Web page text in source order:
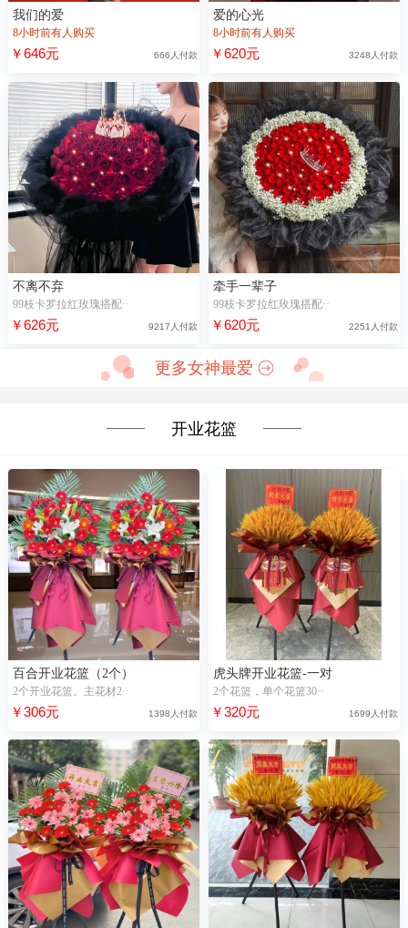
我们的爱
8小时前有人购买
￥646元 666人付款
爱的心光
8小时前有人购买
￥620元 3248人付款
不离不弃
99枝卡罗拉红玫瑰搭配··
￥626元 9217人付款
牵手一辈子
99枝卡罗拉红玫瑰搭配··
￥620元 2251人付款
更多女神最爱
开业花篮
百合开业花篮（2个）
2个开业花篮。主花材2··
￥306元 1398人付款
虎头牌开业花篮-一对
2个花篮，单个花篮30··
￥320元 1699人付款